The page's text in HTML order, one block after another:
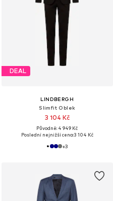
DEAL
LINDBERGH
Slimfit Oblek
3 104 Kč
Původně: 4 949 Kč
Poslední nejnižší cena:3 104 Kč
+3